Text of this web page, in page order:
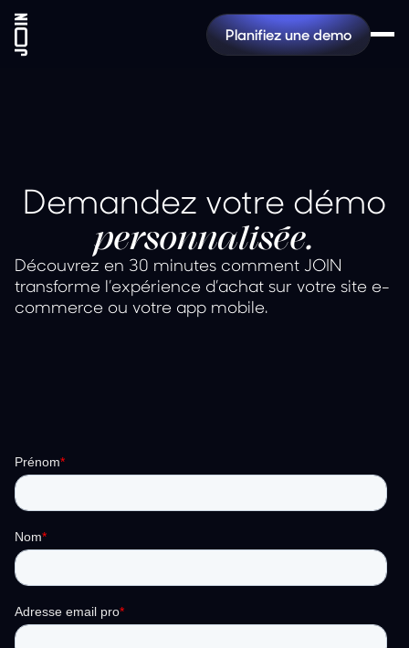
Planifiez une demo
Demandez votre démo
personnalisée.
Découvrez en 30 minutes comment JOIN
transforme l’expérience d’achat sur votre site e-
commerce ou votre app mobile.